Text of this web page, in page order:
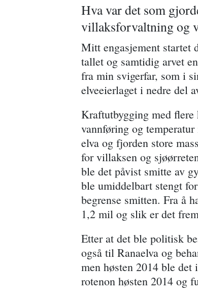
Hva var det som
villaksforvaltning og
Mitt engasjement startet
tallet og samtidig arvet
fra min svigerfar, som i
elveeierlaget i nedre del
Kraftutbygging med
vannføring og
elva og fjorden store
for villaksen og
ble det påvist smitte av
ble umiddelbart stengt
begrense smitten. Fra å
1,2 mil og slik er det
Etter at det ble politisk
også til Ranaelva og
men høsten 2014 ble
rotenon høsten 2014 og